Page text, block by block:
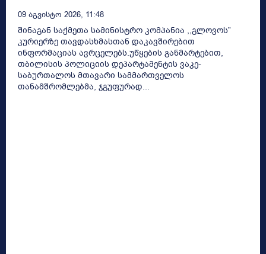
09 Აგვისტო 2026, 11:48
შინაგან საქმეთა სამინისტრო კომპანია ,,გლოვოს”
კურიერზე თავდასხმასთან დაკავშირებით
ინფორმაციას ავრცელებს.უწყების განმარტებით,
თბილისის პოლიციის დეპარტამენტის ვაკე-
საბურთალოს მთავარი სამმართველოს
თანამშრომლებმა, ჯგუფურად...